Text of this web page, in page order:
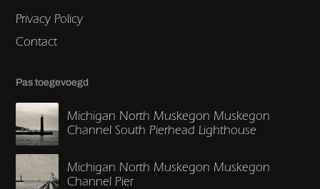
Privacy Policy
Contact
Pas toegevoegd
Michigan North Muskegon Muskegon
Channel South Pierhead Lighthouse
Michigan North Muskegon Muskegon
Channel Pier